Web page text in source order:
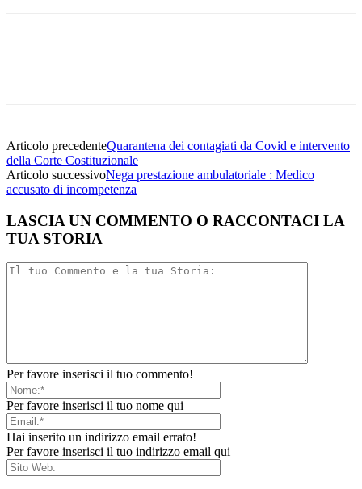
Articolo precedenteQuarantena dei contagiati da Covid e intervento
della Corte Costituzionale
Articolo successivoNega prestazione ambulatoriale : Medico
accusato di incompetenza
LASCIA UN COMMENTO O RACCONTACI LA
TUA STORIA
Per favore inserisci il tuo commento!
Per favore inserisci il tuo nome qui
Hai inserito un indirizzo email errato!
Per favore inserisci il tuo indirizzo email qui